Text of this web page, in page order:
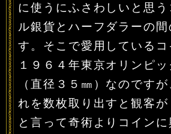
に使うにふさわしいと思
ル銀貨とハーフダラーの
す。そこで愛用している
１９６４年東京オリンピ
（直径３５㎜）なのです
れを数枚取り出すと観客が
と言って奇術よりコインに